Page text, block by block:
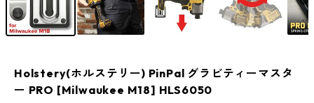
Holstery(ホルステリー) PinPal グラビティーマスタ
ー PRO [Milwaukee M18] HLS6050